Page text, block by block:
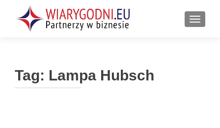
Tag: Lampa Hubsch